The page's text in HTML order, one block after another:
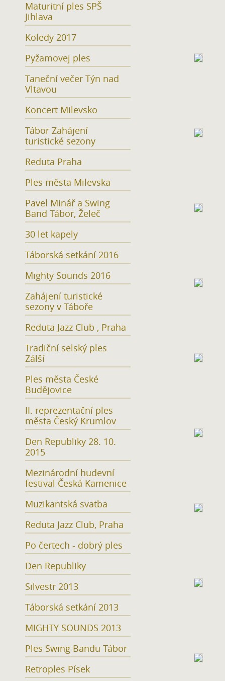
Maturitní ples SPŠ
Jihlava
Koledy 2017
Pyžamovej ples
Taneční večer Týn nad
Vltavou
Koncert Milevsko
Tábor Zahájení
turistické sezony
Reduta Praha
Ples města Milevska
Pavel Minář a Swing
Band Tábor, Želeč
30 let kapely
Táborská setkání 2016
Mighty Sounds 2016
Zahájení turistické
sezony v Táboře
Reduta Jazz Club , Praha
Tradiční selský ples
Zálší
Ples města České
Budějovice
II. reprezentační ples
města Český Krumlov
Den Republiky 28. 10.
2015
Mezinárodní hudevní
festival Česká Kamenice
Muzikantská svatba
Reduta Jazz Club, Praha
Po čertech - dobrý ples
Den Republiky
Silvestr 2013
Táborská setkání 2013
MIGHTY SOUNDS 2013
Ples Swing Bandu Tábor
Retroples Písek